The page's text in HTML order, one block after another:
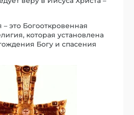
это Богооткровенная
которая установлена
Богу и спасения